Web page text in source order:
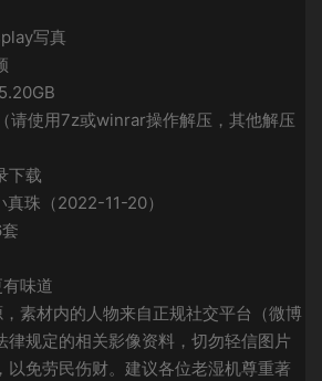
写真
请使用7z或winrar操作解压，其他解压
下载
珠（2022-11-20）
味道
素材内的人物来自正规社交平台（微博
律规定的相关影像资料，切勿轻信图片
以免劳民伤财。建议各位老湿机尊重著